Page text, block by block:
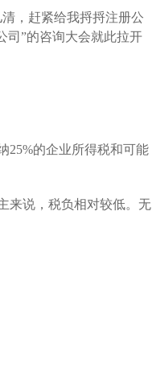
，赶紧给我捋捋注册公
司”的咨询大会就此拉开
25%的企业所得税和可能
来说，税负相对较低。无